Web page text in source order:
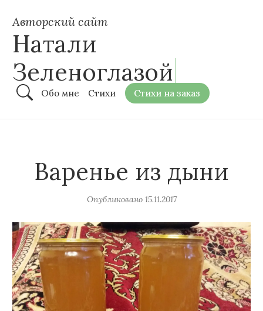
Авторский сайт
Натали
Зеленоглазой
Обо мне Стихи Стихи на заказ
Варенье из дыни
Опубликовано 15.11.2017